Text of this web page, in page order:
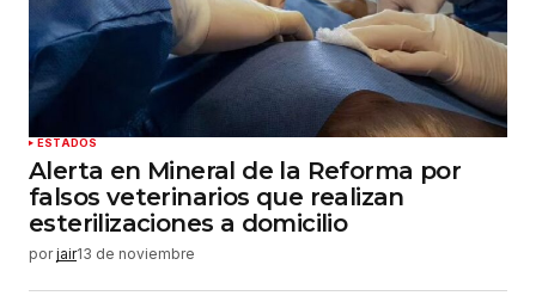
Guardar mi nombre, correo electrónico y sitio
web en este navegador para la próxima vez que
haga un comentario.
Enviar comentario
ESTADOS
Alerta en Mineral de la Reforma por
falsos veterinarios que realizan
esterilizaciones a domicilio
por jair13 de noviembre